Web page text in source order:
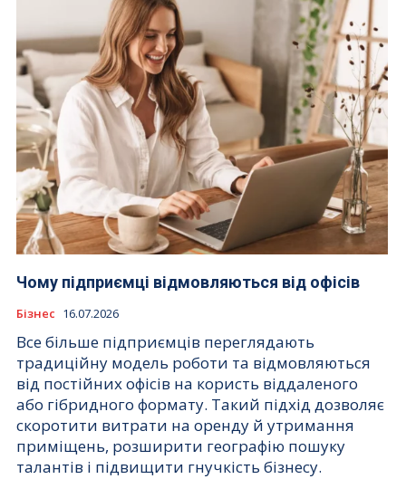
Чому підприємці відмовляються від офісів
Бізнес 16.07.2026
Все більше підприємців переглядають
традиційну модель роботи та відмовляються
від постійних офісів на користь віддаленого
або гібридного формату. Такий підхід дозволяє
скоротити витрати на оренду й утримання
приміщень, розширити географію пошуку
талантів і підвищити гнучкість бізнесу.